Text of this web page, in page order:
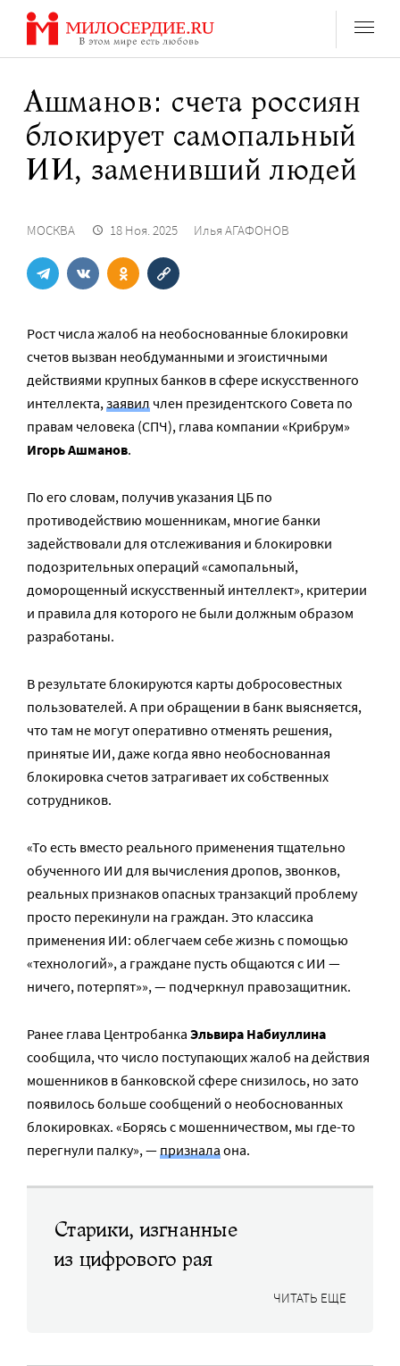
Перейти
содержанию
Ашманов: счета россиян
блокирует самопальный
ИИ, заменивший людей
МОСКВА 18 Ноя. 2025 Илья АГАФОНОВ
Рост числа жалоб на необоснованные блокировки
счетов вызван необдуманными и эгоистичными
действиями крупных банков в сфере искусственного
интеллекта,заявил член президентского Совета по
правам человека (СПЧ), глава компании «Крибрум»
Игорь Ашманов.
По его словам, получив указания ЦБ по
противодействию мошенникам, многие банки
задействовали для отслеживания и блокировки
подозрительных операций «самопальный,
доморощенный искусственный интеллект», критерии
и правила для которого не были должным образом
разработаны.
В результате блокируются карты добросовестных
пользователей. А при обращении в банк выясняется,
что там не могут оперативно отменять решения,
принятые ИИ, даже когда явно необоснованная
блокировка счетов затрагивает их собственных
сотрудников.
«То есть вместо реального применения тщательно
обученного ИИ для вычисления дропов, звонков,
реальных признаков опасных транзакций проблему
просто перекинули на граждан. Это классика
применения ИИ: облегчаем себе жизнь с помощью
«технологий», а граждане пусть общаются с ИИ —
ничего, потерпят»», — подчеркнул правозащитник.
Ранее глава Центробанка Эльвира Набиуллина
сообщила, что число поступающих жалоб на действия
мошенников в банковской сфере снизилось, но зато
появилось больше сообщений о необоснованных
блокировках. «Борясь с мошенничеством, мы где-то
перегнули палку», —призналаона.
Старики, изгнанные
из цифрового рая
ЧИТАТЬ ЕЩЕ